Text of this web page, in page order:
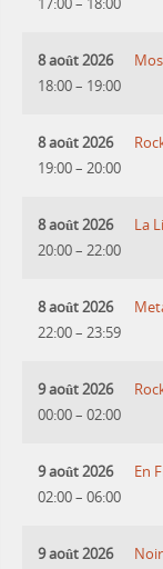
17:00– 18:00
8 août 2026
18:00– 19:00
8 août 2026
19:00– 20:00
8 août 2026
20:00– 22:00
La
8 août 2026
22:00– 23:59
9 août 2026
00:00– 02:00
9 août 2026
02:00– 06:00
En
9 août 2026